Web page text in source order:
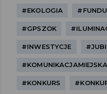
#EKOLOGIA
#GPSZOK
#INWESTYCJE
#KOMUNIKACJAMIEJSKA
#KONKURS